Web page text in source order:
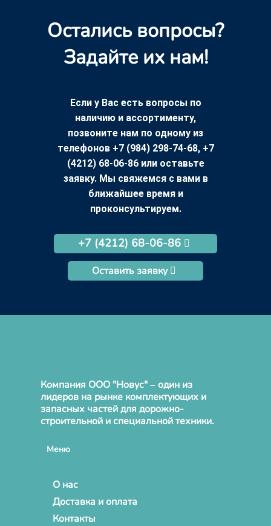
Остались вопросы?
Задайте их нам!
Если у Вас есть вопросы по
наличию и ассортименту,
позвоните нам по одному из
телефонов +7 (984) 298-74-68, +7
(4212) 68-06-86 или оставьте
заявку. Мы свяжемся с вами в
ближайшее время и
проконсультируем.
+7 (4212) 68-06-86
Оставить заявку
Компания ООО "Новус" – один из
лидеров на рынке комплектующих и
запасных частей для дорожно-
строительной и специальной техники.
Меню
О нас
Доставка и оплата
Контакты